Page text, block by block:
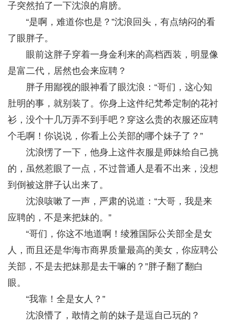
子突然拍了一下沈浪的肩膀。
“是啊，难道你也是？”沈浪回头，有点纳闷的看
了眼胖子。
眼前这胖子穿着一身金利来的高档西装，明显像
是富二代，居然也会来应聘？
胖子用鄙视的眼神看了眼沈浪：“哥们，这心知
肚明的事，就别装了。你身上这件纪梵希定制的花衬
衫，没个十几万弄不到手吧？穿这么贵的衣服还应聘
个毛啊！你说说，你看上公关部的哪个妹子了？”
沈浪愣了一下，他身上这件衣服是师妹给自己挑
的，虽然惹眼了一点，不过普通人是看不出来，没想
到倒被这胖子认出来了。
沈浪咳嗽了一声，严肃的说道：“大哥，我是来
应聘的，不是来把妹的。”
“哥们，你这不地道啊！绫雅国际公关部全是女
人，而且还是华海市商界质量最高的美女，你应聘公
关部，不是去把妹那是去干嘛的？”胖子翻了翻白
眼。
“我靠！全是女人？”
沈浪懵了，敢情之前的妹子是逗自己玩的？